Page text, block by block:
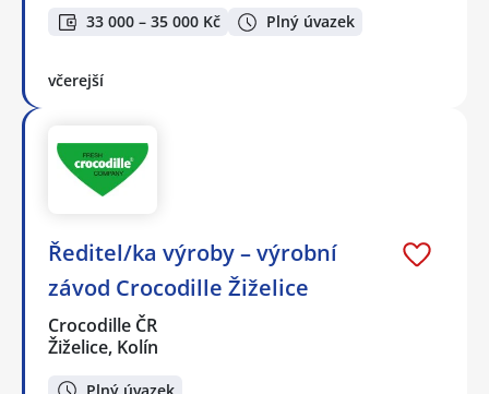
33 000 – 35 000 Kč Plný úvazek
včerejší
Ředitel/ka výroby – výrobní
závod Crocodille Žiželice
Crocodille ČR
Žiželice, Kolín
Plný úvazek